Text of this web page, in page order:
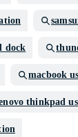
dock
macbook
thinkpad